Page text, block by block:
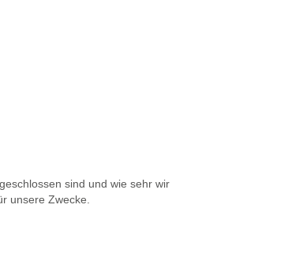
sind und wie sehr wir
unsere Zwecke.